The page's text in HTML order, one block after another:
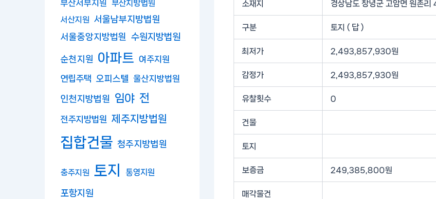
부산서부지원
부산지방법원
서산지원 서울남부지방법원
서울중앙지방법원 수원지방법원
순천지원 아파트 여주지원
연립주택 오피스텔 울산지방법원
인천지방법원 임야 전
전주지방법원 제주지방법원
집합건물 청주지방법원
충주지원 토지 통영지원
포항지원
소재지 경상남도 창녕군 고암면 원촌
구분 토지 ( 답 )
최저가 2,493,857,930원
감정가 2,493,857,930원
유찰횟수 0
건물
토지
보증금 249,385,800원
매각물건